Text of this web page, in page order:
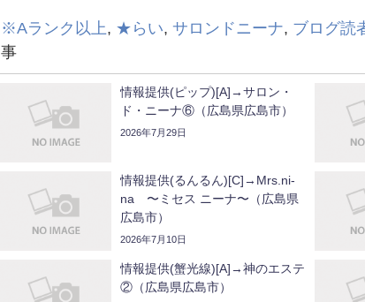
※Aランク以上, ★らい,サロンドニーナ, ブログ読
事
情報提供(ピップ)[A]→サロン・
ド・ニーナ⑥（広島県広島市）
2026年7月29日
情報提供(るんるん)[C]→Mrs.ni-
na 〜ミセス ニーナ〜（広島県
広島市）
2026年7月10日
情報提供(蟹光線)[A]→神のエステ
②（広島県広島市）